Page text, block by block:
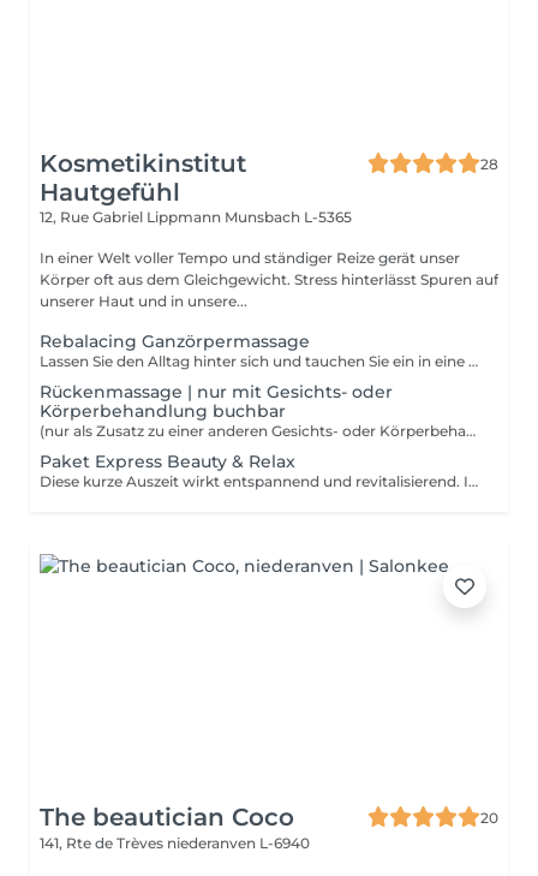
Kosmetikinstitut
Hautgefühl
28
12, Rue Gabriel Lippmann Munsbach L-5365
In einer Welt voller Tempo und ständiger Reize gerät unser
Körper oft aus dem Gleichgewicht. Stress hinterlässt Spuren auf
unserer Haut und in unsere...
Rebalacing Ganzörpermassage
Lassen Sie den Alltag hinter sich und tauchen Sie ein in eine Welt absoluten Wohlbefindens. Diese Massage ist für alle die Stress und Hektik ausgesetzt sind. Sie konzentriert sich auf ihr inneres Wohlbefinden, vermittelt Balance und gleicht die Bedürfnisse des Körpers aus. Körper, Geist und Seele werden entspannt und die Energiezirkulation wird wiederhergestellt.
Rückenmassage | nur mit Gesichts- oder
Körperbehandlung buchbar
(nur als Zusatz zu einer anderen Gesichts- oder Körperbehandlung buchbar)
Paket Express Beauty & Relax
Diese kurze Auszeit wirkt entspannend und revitalisierend. Ideal um die Akkus in der Mittagspause oder nach Feierabend noch einmal aufzuladen. Die Haut wird mild gereinigt und tonisiert. Eine Kombination aus Rücken- Gesicht und Kopfmassage bringt Ihnen intensive Entspannung. Für ein frisches und energiegeladenes Aussehen werden Ihre Wimpern und Augenbrauen gefärbt.
The beautician Coco
20
141, Rte de Trèves niederanven L-6940